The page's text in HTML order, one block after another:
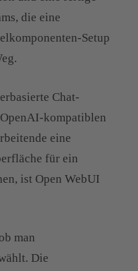
die eine
Setup
Chat-
kompatiblen
eine
für ein
ist Open WebUI
man
Die